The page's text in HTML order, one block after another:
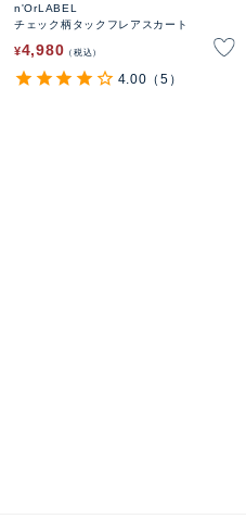
n'OrLABEL
チェック柄タックフレアスカート
¥4,980 税込
4.00 （5）